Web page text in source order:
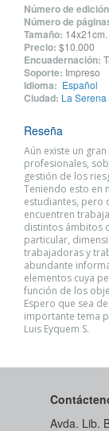
Número de
Número de
Tamaño: 14x21cm.
Precio: $10.000
Encuadernación:
Soporte: Impreso
Idioma: Español
Ciudad: La Serena
Reseña
Aún existe un
profesionales,
gestión de los
Teniendo esto en
estudiantes, pero
encuentren
distintos ámbitos
particular,
trabajadoras y
abundante
elementos cuya
función de los
Espero que sea
importante tema
Luis Eyquem S.
Avda. Lib.